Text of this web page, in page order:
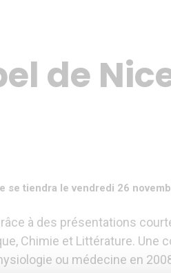
de
tiendra le vendredi 26
à des présentations
Chimie et Littérature. Une
ou médecine en